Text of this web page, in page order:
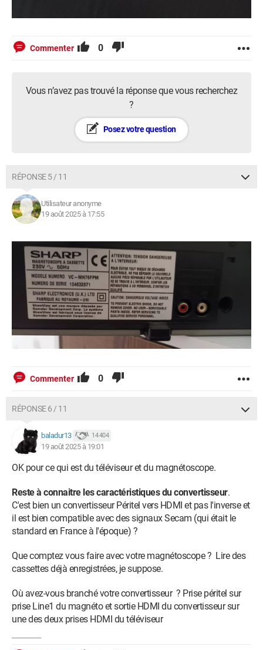
Commenter 0
Vous n’avez pas trouvé la réponse que vous recherchez
?
Posez votre question
RÉPONSE 5 / 11
Utilisateur anonyme
19 août 2025 à 17:55
Commenter 0
RÉPONSE 6 / 11
baladur13 14 404
19 août 2025 à 19:01
OK pour ce qui est du téléviseur et du magnétoscope.
Reste à connaitre les caractéristiques du convertisseur.
C'est bien un convertisseur Péritel vers HDMI et pas l'inverse et
il est bien compatible avec des signaux Secam (qui était le
standard en France à l'époque) ?
Que comptez vous faire avec votre magnétoscope ? Lire des
cassettes déjà enregistrées, je suppose.
Où avez-vous branché votre convertisseur ? Prise péritel sur
prise Line1 du magnéto et sortie HDMI du convertisseur sur
une des deux prises HDMI du téléviseur